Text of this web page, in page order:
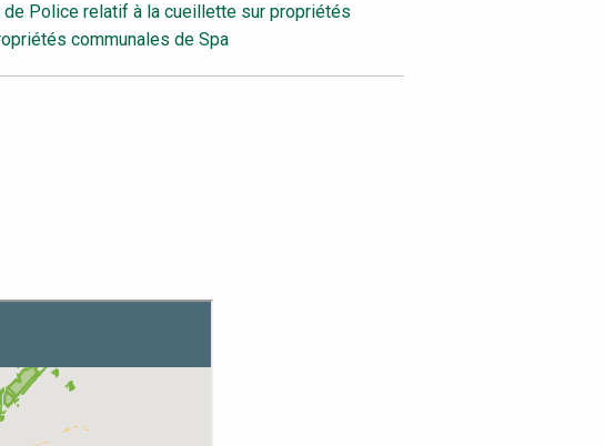
de Police relatif à la cueillette sur propriétés
communales de Spa